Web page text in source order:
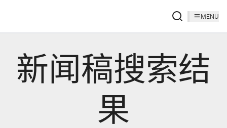
MENU
新闻稿搜索结
果